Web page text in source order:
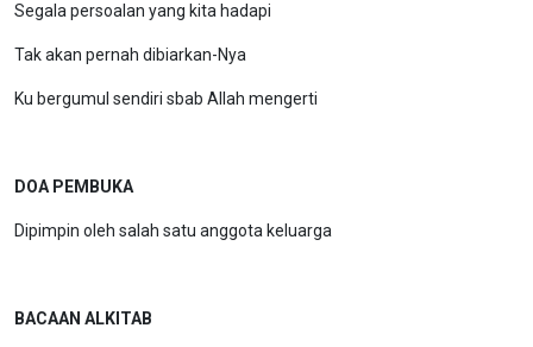
Segala persoalan yang kita hadapi
Tak akan pernah dibiarkan-Nya
Ku bergumul sendiri sbab Allah mengerti
DOA PEMBUKA
Dipimpin oleh salah satu anggota keluarga
BACAAN ALKITAB